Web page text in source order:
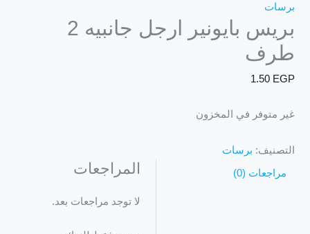
برسات
بريس بايونير ارجل جانبيه 2
طرف
1.50 EGP
غير متوفر في المخزون
التصنيف: برسات
مراجعات (0) المراجعات
لا توجد مراجعات بعد.